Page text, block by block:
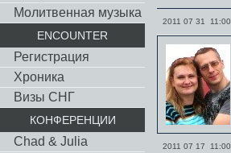
Молитвенная музыка
ENCOUNTER
Регистрация
Хроника
Визы СНГ
КОНФЕРЕНЦИИ
Chad & Julia
2011 07 31 11:00
2011 07 17 11:00